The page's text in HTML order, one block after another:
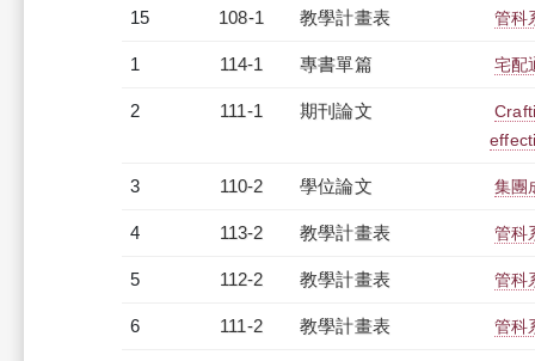
15 108-1 教學計畫表 管科
1 114-1 專書單篇 宅配
2 111-1 期刊論文
3 110-2 學位論文 集團
4 113-2 教學計畫表 管科
5 112-2 教學計畫表 管科
6 111-2 教學計畫表 管科